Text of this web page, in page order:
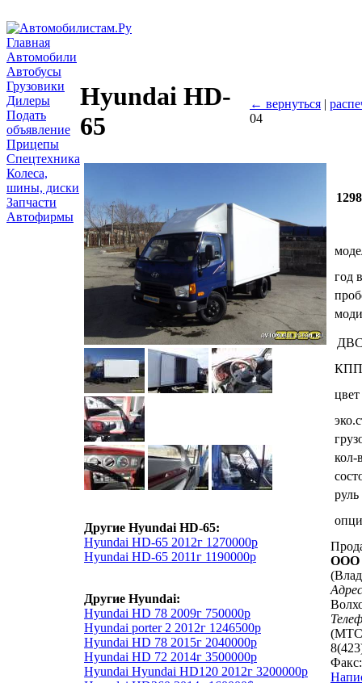
Главная
Автомобили
Автобусы
Грузовики
Дилеры
Подать
объявление
Прицепы
Спецтехника
Колеса,
шины, диски
Запчасти
Автофирмы
Hyundai HD-
65
← вернуться |
04
Другие Hyundai HD-65:
Hyundai HD-65 2012г 1270000р
Hyundai HD-65 2011г 1190000р
Другие Hyundai:
Hyundai HD 78 2009г 750000р
Hyundai porter 2 2012г 1246500р
Hyundai HD 78 2015г 2040000р
Hyundai HD 72 2014г 3500000р
Hyundai Hyundai HD120 2012г 3200000р
год
КПП
цвет
кол-
руль
ООО